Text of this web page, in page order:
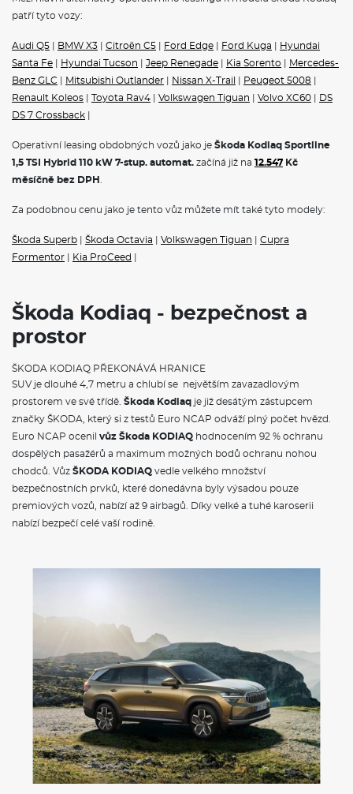
Virtuální kokpit 10"
Infotainment Navi 13" s navigačním systémem
SmartLink
Bezdrátové nabíjení pro 2 telefony (výkon až 15 W)
Balíček služeb Škoda Connect L
Prediktivní omezovač rychlosti
Ambientní LED osvětlení - výplň dveří a palubní deska
Asistent rozjezdu do kopce
Elektrická parkovací brzda
2× i-Size a 2× Top Tether vzadu, i-Size na sedadle spolujezdce
Asistent při odbočování a asistent pro vyhýbací manévry
Airbag řidiče a spolujezdce s možností deaktivace na straně
Hlídání mrtvého úhlu (Side Assist)
Front Assist - s upozorněním a zabrzděním při hrozící kolizi s
vozidly, chodci a cyklisty
Automatická regulace sklonu světlometů
Světla pro denní svícení s funkcí Coming Home a Leaving
Home
Signalizace nezapnutého bezpečnostního pásu
Prosvětlená maska chladiče
Systém Start/Stop
Dva klíče dálkového centrálního zamykání
POJIŠTĚNÍ
4697 mm
1882 mm
Výška
1676 mm
Rozvor
2791 mm
Světlá výška
194 mm
Objem zavaz. prostoru720/2065 l
Počet míst
5/7
Objem nádrže
58-60 l
VÝBAVA:
Klimatizace
Navigace
patří tyto vozy:
Audi Q5 BMW X3 Citroën C5 Ford Edge Ford Kuga
Hyundai
Santa Fe
Hyundai Tucson Jeep Renegade Kia Sorento
Mercedes-
Benz GLC
Mitsubishi Outlander Nissan X-Trail Peugeot 5008
Renault Koleos
Toyota Rav4 Volkswagen Tiguan Volvo XC60
DS
DS 7 Crossback
Operativní leasing obdobných vozů jako je Škoda Kodiaq Sportline
1,5 TSI Hybrid 110 kW 7-stup. automat. začíná již na 12.547 Kč
měsíčně bez DPH
Za podobnou cenu jako je tento vůz můžete mít také tyto modely:
Škoda Superb Škoda Octavia Volkswagen Tiguan
Cupra
Formentor
Kia ProCeed
Škoda Kodiaq - bezpečnost a
prostor
ŠKODA KODIAQ PŘEKONÁVÁ HRANICE
SUV je dlouhé 4,7 metru a chlubí se největším zavazadlovým
prostorem ve své třídě. Škoda Kodiaq je již desátým zástupcem
značky ŠKODA, který si z testů Euro NCAP odváží plný počet hvězd.
Euro NCAP ocenil vůz Škoda KODIAQ hodnocením 92 % ochranu
dospělých pasažérů a maximum možných bodů ochranu nohou
chodců. Vůz ŠKODA KODIAQ vedle velkého množství
bezpečnostních prvků, které donedávna byly výsadou pouze
premiových vozů, nabízí až 9 airbagů. Díky velké a tuhé karoserii
nabízí bezpečí celé vaší rodině.